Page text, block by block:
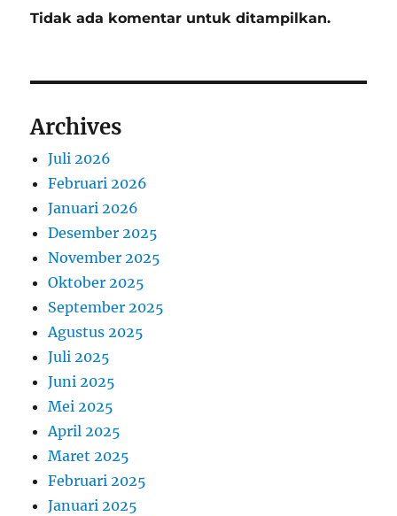
Tidak ada komentar untuk ditampilkan.
Archives
Juli 2026
Februari 2026
Januari 2026
Desember 2025
November 2025
Oktober 2025
September 2025
Agustus 2025
Juli 2025
Juni 2025
Mei 2025
April 2025
Maret 2025
Februari 2025
Januari 2025